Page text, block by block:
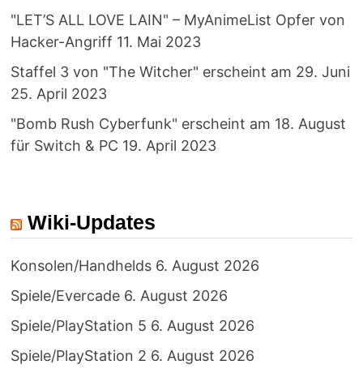
"LET’S ALL LOVE LAIN" – MyAnimeList Opfer von
Hacker-Angriff 11. Mai 2023
Staffel 3 von "The Witcher" erscheint am 29. Juni
25. April 2023
"Bomb Rush Cyberfunk" erscheint am 18. August
für Switch & PC 19. April 2023
Wiki-Updates
Konsolen/Handhelds 6. August 2026
Spiele/Evercade 6. August 2026
Spiele/PlayStation 5 6. August 2026
Spiele/PlayStation 2 6. August 2026